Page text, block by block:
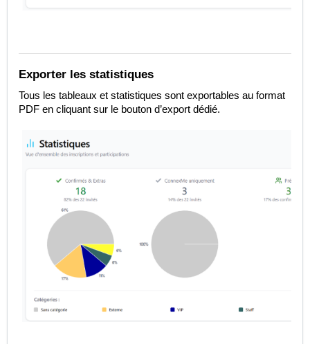
Exporter les statistiques
Tous les tableaux et statistiques sont exportables au format
PDF en cliquant sur le bouton d’export dédié.